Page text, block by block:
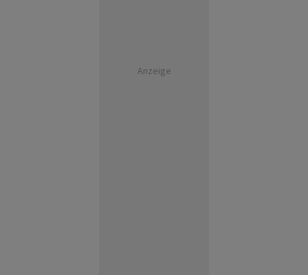
Anzeige